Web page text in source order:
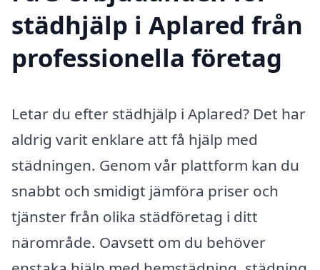
städhjälp i Aplared från
professionella företag
Letar du efter städhjälp i Aplared? Det har
aldrig varit enklare att få hjälp med
städningen. Genom vår plattform kan du
snabbt och smidigt jämföra priser och
tjänster från olika städföretag i ditt
närområde. Oavsett om du behöver